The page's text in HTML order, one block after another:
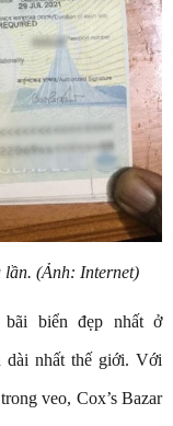
lần. (Ảnh: Internet)
bãi biển đẹp nhất ở
dài nhất thế giới. Với
veo, Cox’s Bazar